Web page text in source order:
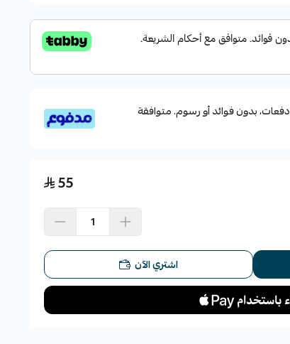
قسم دفعاتك بطريقة ميسرة إلى 4 وحتى 6 دفعات، بدون فوائد أو رسوم. متوافقة
55
اشتري الآن